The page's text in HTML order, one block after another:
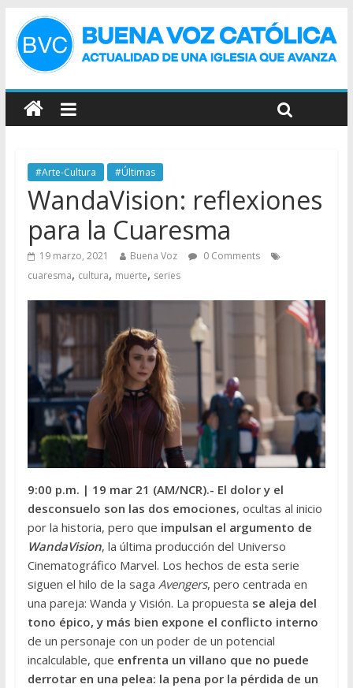
#Arte-Cultura #Últimas
WandaVision: reflexiones
para la Cuaresma
19 marzo, 2021 Buena Voz
0 Comments
cuaresma, cultura, muerte, series
9:00 p.m. | 19 mar 21 (AM/NCR).- El dolor y el
desconsuelo son las dos emociones, ocultas al inicio
por la historia, pero que impulsan el argumento de
WandaVision, la última producción del Universo
Cinematográfico Marvel. Los hechos de esta serie
siguen el hilo de la saga Avengers, pero centrada en
una pareja: Wanda y Visión. La propuesta se aleja del
tono épico, y más bien expone el conflicto interno
de un personaje con un poder de un potencial
incalculable, que enfrenta un villano que no puede
derrotar en una pelea: la pena por la pérdida de un